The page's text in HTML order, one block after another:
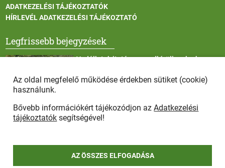
ADATKEZELÉSI TÁJÉKOZTATÓK
HÍRLEVÉL ADATKEZELÉSI TÁJÉKOZTATÓ
Legfrissebb bejegyzések
Vadállatok itatása a rendkívüli melegben
Afrikai sertéspestis - kérések a lakosság felé
Az oldal megfelelő működése érdekben sütiket (cookie)
használunk.
Bővebb információkért tájékozódjon azAdatkezelési
tájékoztatók segítségével!
AZ ÖSSZES ELFOGADÁSA